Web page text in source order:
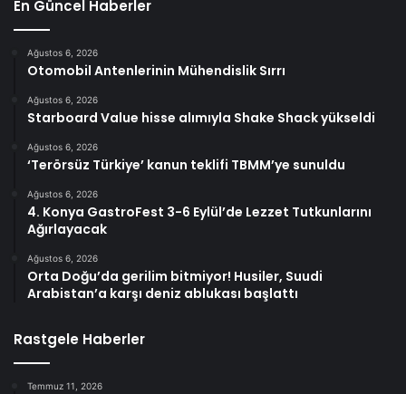
En Güncel Haberler
Ağustos 6, 2026
Otomobil Antenlerinin Mühendislik Sırrı
Ağustos 6, 2026
Starboard Value hisse alımıyla Shake Shack yükseldi
Ağustos 6, 2026
‘Terörsüz Türkiye’ kanun teklifi TBMM’ye sunuldu
Ağustos 6, 2026
4. Konya GastroFest 3-6 Eylül’de Lezzet Tutkunlarını
Ağırlayacak
Ağustos 6, 2026
Orta Doğu’da gerilim bitmiyor! Husiler, Suudi
Arabistan’a karşı deniz ablukası başlattı
Rastgele Haberler
Temmuz 11, 2026